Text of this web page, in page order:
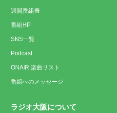
週間番組表
番組HP
SNS一覧
Podcast
ONAIR 楽曲リスト
番組へのメッセージ
ラジオ大阪について